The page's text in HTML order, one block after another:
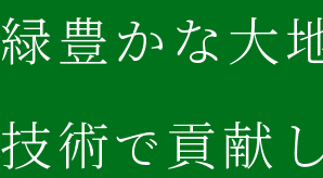
緑豊かな大
技術で貢献